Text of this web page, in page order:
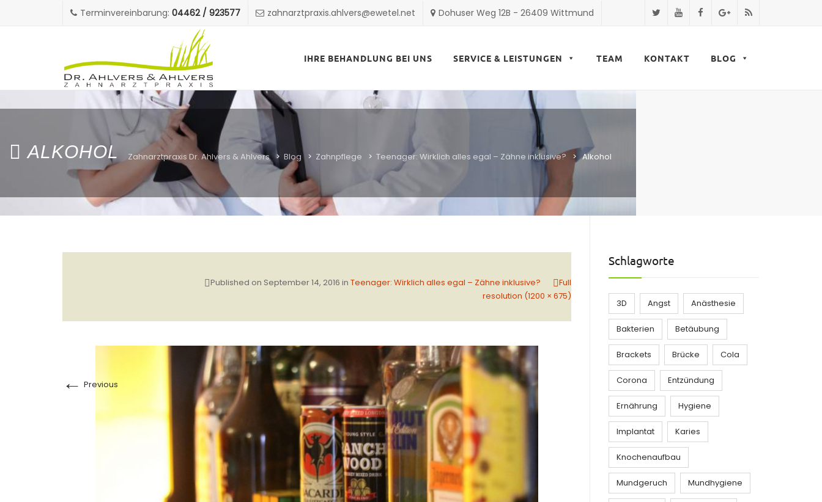
Terminvereinbarung: 04462 / 923577 zahnarztpraxis.ahlvers@ewetel.net Dohuser Weg 12B - 26409 Wittmund
content
IHRE BEHANDLUNG BEI UNS SERVICE & LEISTUNGEN TEAM KONTAKT BLOG
ALKOHOL Zahnarztpraxis Dr. Ahlvers & Ahlvers > Blog > Zahnpflege > Teenager: Wirklich alles egal – Zähne inklusive? > Alkohol
Published on September 14, 2016 in Teenager: Wirklich alles egal – Zähne inklusive?
Full
resolution (1200 × 675)
← Previous
Schlagworte
3D Angst Anästhesie
Bakterien Betäubung
Brackets Brücke Cola
Corona Entzündung
Ernährung Hygiene
Implantat Karies
Knochenaufbau
Mundgeruch Mundhygiene